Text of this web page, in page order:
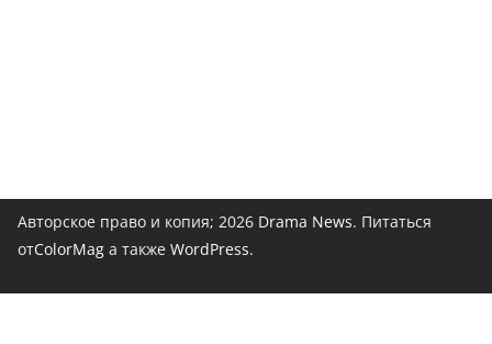
Авторское право и копия; 2026 Drama News. Питаться
отColorMag а также WordPress.